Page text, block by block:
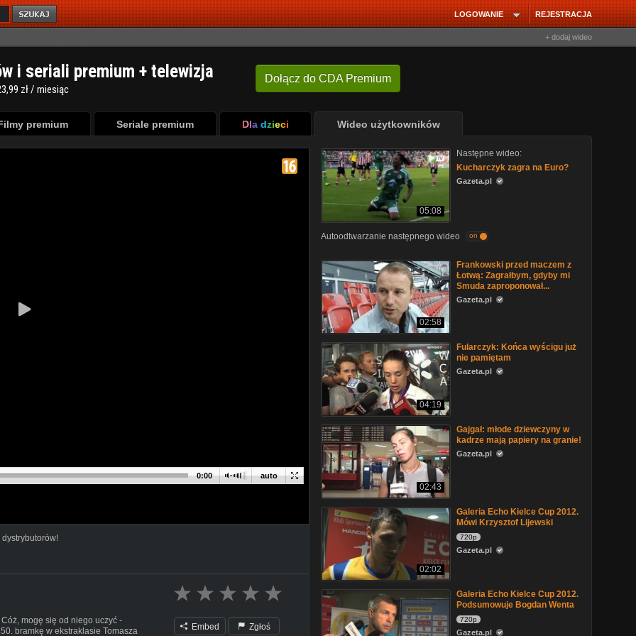
REJESTRACJA
LOGOWANIE
+ dodaj wideo
Dołącz do CDA Premium
i seriali premium + telewizja
zł / miesiąc
premium Seriale premium Dla dzieci Wideo użytkowników
auto
0:00
mogę się od niego uczyć -
bramkę w ekstraklasie Tomasza
Embed Zgłoś
05:08
Następne wideo:
Kucharczyk zagra na Euro?
Gazeta.pl
Autoodtwarzanie następnego wideo on
02:58
Frankowski przed maczem z
Łotwą: Zagrałbym, gdyby mi
Smuda zaproponował...
Gazeta.pl
04:19
Fularczyk: Końca wyścigu już
nie pamiętam
Gazeta.pl
02:43
Gajgał: młode dziewczyny w
kadrze mają papiery na granie!
Gazeta.pl
02:02
Galeria Echo Kielce Cup 2012.
Mówi Krzysztof Lijewski
720p
Gazeta.pl
Galeria Echo Kielce Cup 2012.
Podsumowuje Bogdan Wenta
720p
Gazeta.pl